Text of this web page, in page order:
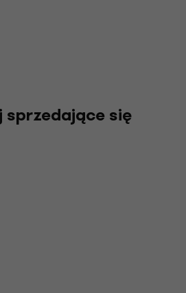
sprzedające się